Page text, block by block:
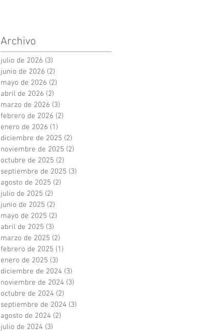
Archivo
julio de 2026 (3)
junio de 2026 (2)
mayo de 2026 (2)
abril de 2026 (2)
marzo de 2026 (3)
febrero de 2026 (2)
enero de 2026 (1)
diciembre de 2025 (2)
noviembre de 2025 (2)
octubre de 2025 (2)
septiembre de 2025 (3)
agosto de 2025 (2)
julio de 2025 (2)
junio de 2025 (2)
mayo de 2025 (2)
abril de 2025 (3)
marzo de 2025 (2)
febrero de 2025 (1)
enero de 2025 (3)
diciembre de 2024 (3)
noviembre de 2024 (3)
octubre de 2024 (2)
septiembre de 2024 (3)
agosto de 2024 (2)
julio de 2024 (3)